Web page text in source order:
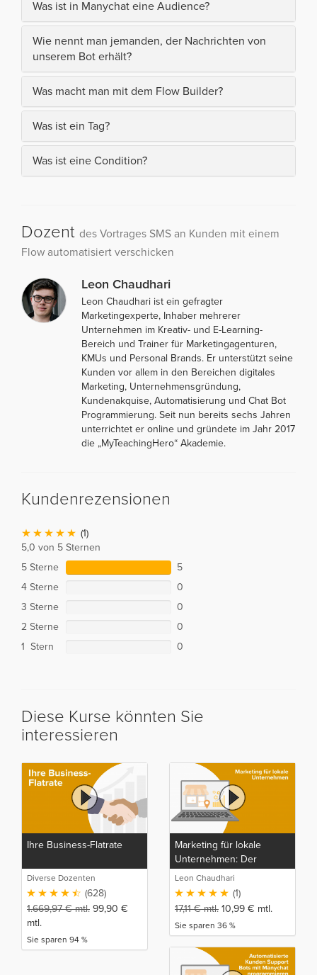
Was ist in Manychat eine Audience?
Wie nennt man jemanden, der Nachrichten von
unserem Bot erhält?
Was macht man mit dem Flow Builder?
Was ist ein Tag?
Was ist eine Condition?
Dozent des Vortrages SMS an Kunden mit einem
Flow automatisiert verschicken
Leon Chaudhari
Leon Chaudhari ist ein gefragter
Marketingexperte, Inhaber mehrerer
Unternehmen im Kreativ- und E-Learning-
Bereich und Trainer für Marketingagenturen,
KMUs und Personal Brands. Er unterstützt seine
Kunden vor allem in den Bereichen digitales
Marketing, Unternehmensgründung,
Kundenakquise, Automatisierung und Chat Bot
Programmierung. Seit nun bereits sechs Jahren
unterrichtet er online und gründete im Jahr 2017
die „MyTeachingHero“ Akademie.
Kundenrezensionen
(1)
5,0 von 5 Sternen
5 Sterne
5
4 Sterne
0
3 Sterne
0
2 Sterne
0
1 Stern
0
Diese Kurse könnten Sie
interessieren
Ihre Business-Flatrate
Diverse Dozenten
(628)
1.669,97€mtl. 99,90 €
mtl.
Sie sparen 94 %
Marketing für lokale
Unternehmen: Der
Komplette Marketing,
SEO, SEA und
Kundenakquise Kurs
Leon Chaudhari
(1)
17,11€mtl. 10,99 € mtl.
Sie sparen 36 %